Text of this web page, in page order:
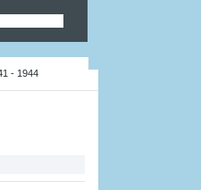
- 1944